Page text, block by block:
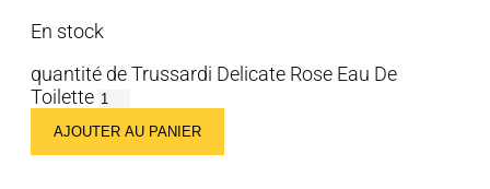
En stock
quantité de Trussardi Delicate Rose Eau De
Toilette
AJOUTER AU PANIER